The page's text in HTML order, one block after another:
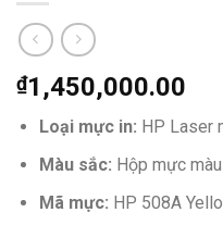
₫1,450,000.00
Loại mực in: HP Laser
Màu sắc: Hộp mực
Mã mực: HP 508A